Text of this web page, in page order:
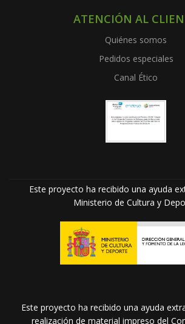
ATENCIÓN AL
Quiénes somos
Pedidos especiales
Canal Ético
Este proyecto ha recibido una ayuda
Ministerio de Cultura y
Este proyecto ha recibido una ayuda
realización de material impreso del